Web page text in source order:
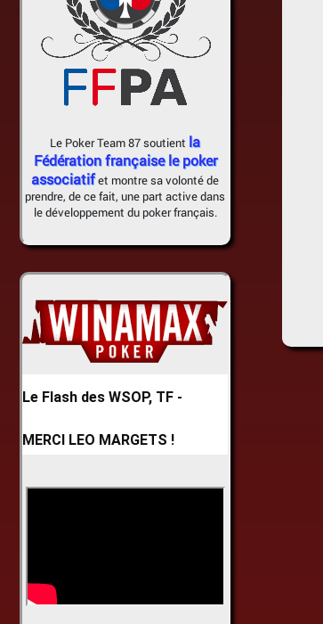
Le Poker Team 87 soutient la
Fédération française le poker
associatifet montre sa volonté de
prendre, de ce fait, une part active dans
le développement du poker français.
Le Flash des WSOP, TF -
MERCI LEO MARGETS !